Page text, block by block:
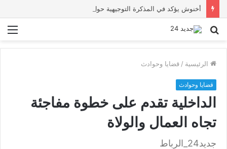
بحث
الرئيسية / قضايا وحوادث
قضايا وحوادث
الداخلية تقدم على خطوة مفاجئة
تجاه العمال والولاة
جديد24_الرباط